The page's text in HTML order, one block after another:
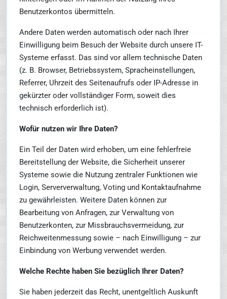
Benutzerkontos übermitteln.
Andere Daten werden automatisch oder nach Ihrer
Einwilligung beim Besuch der Website durch unsere IT-
Systeme erfasst. Das sind vor allem technische Daten
(z. B. Browser, Betriebssystem, Spracheinstellungen,
Referrer, Uhrzeit des Seitenaufrufs oder IP-Adresse in
gekürzter oder vollständiger Form, soweit dies
technisch erforderlich ist).
Wofür nutzen wir Ihre Daten?
Ein Teil der Daten wird erhoben, um eine fehlerfreie
Bereitstellung der Website, die Sicherheit unserer
Systeme sowie die Nutzung zentraler Funktionen wie
Login, Serververwaltung, Voting und Kontaktaufnahme
zu gewährleisten. Weitere Daten können zur
Bearbeitung von Anfragen, zur Verwaltung von
Benutzerkonten, zur Missbrauchsvermeidung, zur
Reichweitenmessung sowie – nach Einwilligung – zur
Einbindung von Werbung verwendet werden.
Welche Rechte haben Sie bezüglich Ihrer Daten?
Sie haben jederzeit das Recht, unentgeltlich Auskunft